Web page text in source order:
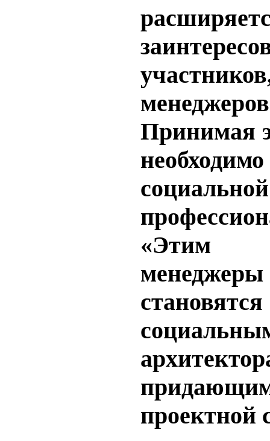
Принимая
менеджеры
становятся
проектной